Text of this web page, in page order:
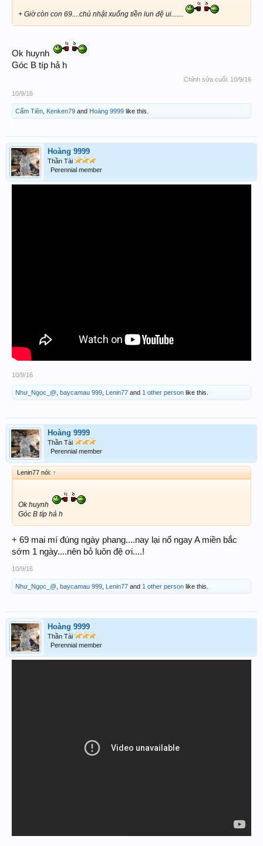
+ Giờ còn con 69....chủ nhật xuống tiền lun đệ ui.......
Ok huynh
Góc B típ hả h
Chỉnh sửa cuối: 10/9/16
10/9/16
Cẩm Tiên Kenken79 and Hoàng 9999 like this.
Hoàng 9999
Thần Tài
Perennial member
10/9/16
Như_Ngọc_@ baycamau 999 Lenin77 and 1 other person like this.
Hoàng 9999
Thần Tài
Perennial member
Lenin77 nói: ↑
Ok huynh
Góc B típ hả h
+ 69 mai mí đúng ngày phang....nay lại nổ ngay A miền bắc
sớm 1 ngày....nên bỏ luôn đệ ơi....!
10/9/16
Như_Ngọc_@ baycamau 999 Lenin77 and 1 other person like this.
Hoàng 9999
Thần Tài
Perennial member